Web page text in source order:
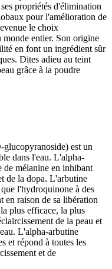
propriétés d'élimination
pour l'amélioration de
le choix
monde entier. Son origine
en font un ingrédient sûr
Dites adieu au teint
grâce à la poudre
est un
dans l'eau. L'alpha-
de mélanine en inhibant
de la dopa. L'arbutine
l'hydroquinone à des
en raison de sa libération
plus efficace, la plus
de la peau et
L'alpha-arbutine
et répond à toutes les
et de